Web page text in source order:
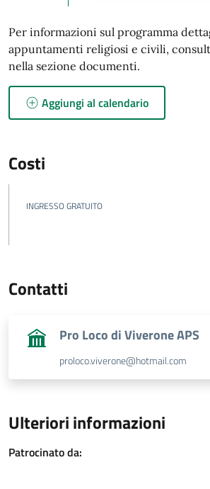
Per informazioni sul programma
appuntamenti religiosi e civili,
nella sezione documenti.
Aggiungi al calendario
Costi
INGRESSO GRATUITO
Contatti
Pro Loco di Viverone APS
proloco.viverone@hotmail.com
Ulteriori informazioni
Patrocinato da: